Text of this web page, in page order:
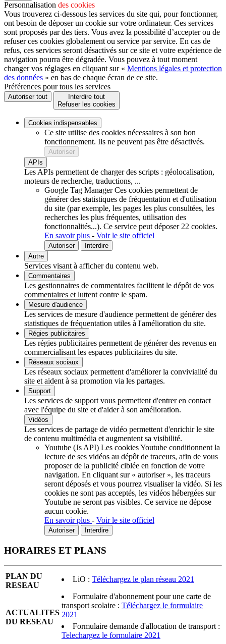
Personnalisation des cookies
Vous trouverez ci-dessous les services du site qui, pour fonctionner,
ont besoin de déposer un cookie sur votre ordinateur. Ces services
sont proposés par des tiers. Vous avez la possibilité d’accepter ou de
refuser ces cookies globalement ou service par service. En cas de
refus, ces services seront désactivés sur ce site et votre expérience de
navigation pourra être dégradée. Vous pouvez à tout moment
changer vos réglages en cliquant sur « Mentions légales et protection
des données » en bas de chaque écran de ce site.
Préférences pour tous les services
Autoriser tout
Interdire tout
Refuser les cookies
Cookies indispensables
Ce site utilise des cookies nécessaires à son bon
fonctionnement. Ils ne peuvent pas être désactivés.
Autoriser
APIs
Les APIs permettent de charger des scripts : géolocalisation,
moteurs de recherche, traductions, ...
Google Tag Manager Ces cookies permettent de
générer des statistiques de fréquentation et d'utilisation
du site (par exemple, les pages les plus consultées, les
recherches les plus fréquentes, utilisation des
fonctionnalités...). Ce service peut déposer 22 cookies.
En savoir plus - Voir le site officiel
Autoriser
Interdire
Autre
Services visant à afficher du contenu web.
Commentaires
Les gestionnaires de commentaires facilitent le dépôt de vos
commentaires et luttent contre le spam.
Mesure d'audience
Les services de mesure d'audience permettent de générer des
statistiques de fréquentation utiles à l'amélioration du site.
Régies publicitaires
Les régies publicitaires permettent de générer des revenus en
commercialisant les espaces publicitaires du site.
Réseaux sociaux
Les réseaux sociaux permettent d'améliorer la convivialité du
site et aident à sa promotion via les partages.
Support
Les services de support vous permettent d'entrer en contact
avec l'équipe du site et d'aider à son amélioration.
Vidéos
Les services de partage de vidéo permettent d'enrichir le site
de contenu multimédia et augmentent sa visibilité.
Youtube (Js API) Les cookies Youtube conditionnent la
lecture de ses vidéos au dépôt de traceurs, afin de vous
proposer de la publicité ciblée en fonction de votre
navigation. En cliquant sur « autoriser », les traceurs
seront déposés et vous pourrez visualiser la vidéo. Si les
cookies ne sont pas acceptés, les vidéos hébergées sur
Youtube ne seront pas visibles. Ce service ne dépose
aucun cookie.
En savoir plus - Voir le site officiel
Autoriser Interdire
HORAIRES ET PLANS
PLAN DU
RESEAU
LiO : Téléchargez le plan réseau 2021
ACTUALITES
DU RESEAU
Formulaire d'abonnement pour une carte de
transport scolaire : Téléchargez le formulaire
2021
Formulaire demande d'allocation de transport :
Telechargez le formulaire 2021